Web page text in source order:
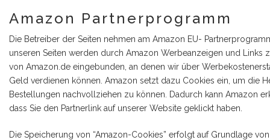
Amazon Partnerprogramm
Die Betreiber der Seiten nehmen am Amazon EU-
unseren Seiten werden durch Amazon Werbeanzeigen und Links
von Amazon.de eingebunden, an denen wir über
Geld verdienen können. Amazon setzt dazu Cookies ein, um die
Bestellungen nachvollziehen zu können. Dadurch kann Amazon
dass Sie den Partnerlink auf unserer Website geklickt haben.
Die Speicherung von “Amazon-Cookies” erfolgt auf Grundlage